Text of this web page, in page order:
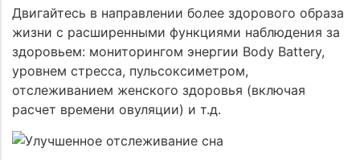
Двигайтесь в направлении более здорового образа
жизни с расширенными функциями наблюдения за
здоровьем: мониторингом энергии Body Battery,
уровнем стресса, пульсоксиметром,
отслеживанием женского здоровья (включая
расчет времени овуляции) и т.д.